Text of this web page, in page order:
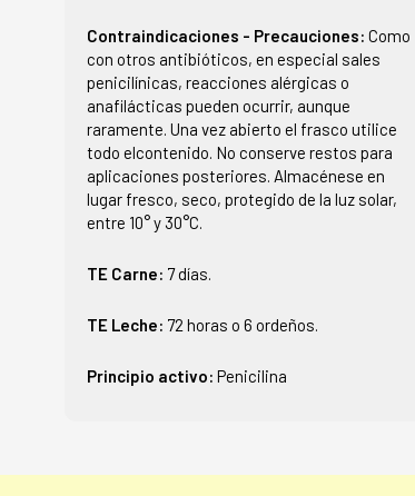
Contraindicaciones - Precauciones: Como
con otros antibióticos, en especial sales
penicilínicas, reacciones alérgicas o
anafilácticas pueden ocurrir, aunque
raramente. Una vez abierto el frasco utilice
todo elcontenido. No conserve restos para
aplicaciones posteriores. Almacénese en
lugar fresco, seco, protegido de la luz solar,
entre 10° y 30°C.
TE Carne: 7 días.
TE Leche: 72 horas o 6 ordeños.
Principio activo: Penicilina